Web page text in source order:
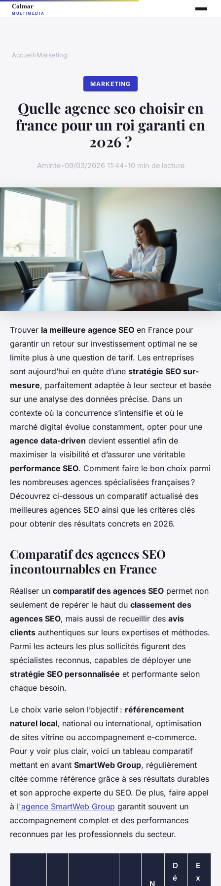
Accueil›Marketing
MARKETING
Quelle agence seo choisir en
france pour un roi garanti en
2026 ?
Aminte•09/03/2026 11:44•10 min de lecture
Trouver la meilleure agence SEO en France pour
garantir un retour sur investissement optimal ne se
limite plus à une question de tarif. Les entreprises
sont aujourd’hui en quête d’une stratégie SEO sur-
mesure, parfaitement adaptée à leur secteur et basée
sur une analyse des données précise. Dans un
contexte où la concurrence s’intensifie et où le
marché digital évolue constamment, opter pour une
agence data-driven devient essentiel afin de
maximiser la visibilité et d’assurer une véritable
performance SEO. Comment faire le bon choix parmi
les nombreuses agences spécialisées françaises ?
Découvrez ci-dessous un comparatif actualisé des
meilleures agences SEO ainsi que les critères clés
pour obtenir des résultats concrets en 2026.
Comparatif des agences SEO
incontournables en France
Réaliser un comparatif des agences SEO permet non
seulement de repérer le haut du classement des
agences SEO, mais aussi de recueillir des avis
clients authentiques sur leurs expertises et méthodes.
Parmi les acteurs les plus sollicités figurent des
spécialistes reconnus, capables de déployer une
stratégie SEO personnalisée et performante selon
chaque besoin.
Le choix varie selon l’objectif : référencement
naturel local, national ou international, optimisation
de sites vitrine ou accompagnement e-commerce.
Pour y voir plus clair, voici un tableau comparatif
mettant en avant SmartWeb Group, régulièrement
citée comme référence grâce à ses résultats durables
et son approche experte du SEO. De plus, faire appel
à l'agence SmartWeb Group garantit souvent un
accompagnement complet et des performances
reconnues par les professionnels du secteur.
N
D
é
E
x